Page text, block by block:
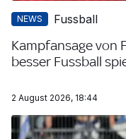
NEWS Fussball
Kampfansage von
besser Fussball
2 August 2026, 18:44